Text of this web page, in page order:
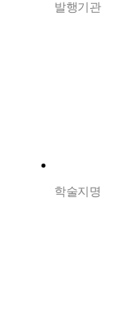
발행기관
학술지명